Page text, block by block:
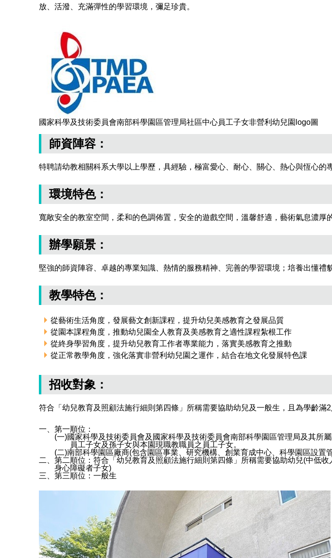
放、活潑、充滿彈性的學習環境，彌足珍貴。
國家科學及技術委員會南部科學園區管理局社區中心員工子女非營利幼兒園logo圖
師資陣容：
特聘請幼教相關科系大學以上學歷，具經驗，極富愛心、耐心、關心、熱心與恆心的
環境特色：
寬敞安全的教室空間，柔和的色調佈置，安全的遊戲空間，溫馨舒適，藝術氣息濃厚
辦學願景：
堅強的師資陣容、卓越的專業知識、熱情的服務精神、完善的學習環境；培養出懂禮
教學特色：
從藝術生活角度，發展藝文創新課程，提升幼兒美感教育之發展品質
從園本課程角度，推動幼兒園全人教育及美感教育之適性課程紮根工作
從終身學習角度，提升幼兒教育工作者專業能力，落實美感教育之推動
從正常教學角度，強化落實非營利幼兒園之運作，結合在地文化發展特色課
招收對象：
符合「幼兒教育及照顧法施行細則第四條」所稱需要協助幼兒及一般生，且為學齡滿
一、第一順位：
(一)國家科學及技術委員會及國家科學及技術委員會南部科學園區管理局及其所
員工子女及孫子女與本園現職教職員之員工子女。
(二)南部科學園區廠商(包含園區事業、研究機構、創業育成中心、科學園區設置
二、第二順位：符合「幼兒教育及照顧法施行細則第四條」所稱需要協助幼兒(中低
身心障礙者子女)
三、第三順位：一般生